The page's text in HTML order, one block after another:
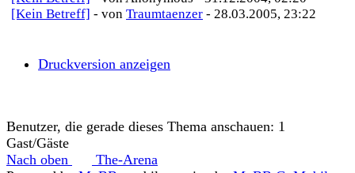
[Kein Betreff] - von Traumtaenzer - 28.03.2005, 23:22
Druckversion anzeigen
Benutzer, die gerade dieses Thema anschauen: 1
Gast/Gäste
Nach oben
The-Arena